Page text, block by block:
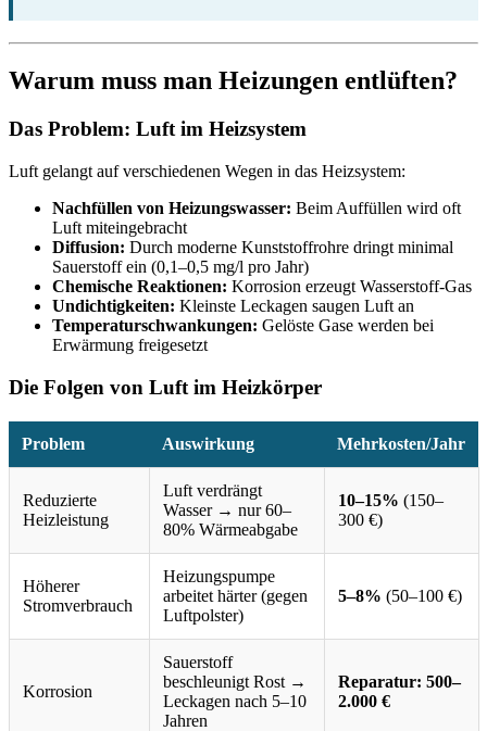
Warum muss man Heizungen entlüften?
Das Problem: Luft im Heizsystem
Luft gelangt auf verschiedenen Wegen in das Heizsystem:
Nachfüllen von Heizungswasser: Beim Auffüllen wird oft
Luft miteingebracht
Diffusion: Durch moderne Kunststoffrohre dringt minimal
Sauerstoff ein (0,1–0,5 mg/l pro Jahr)
Chemische Reaktionen: Korrosion erzeugt Wasserstoff-Gas
Undichtigkeiten: Kleinste Leckagen saugen Luft an
Temperaturschwankungen: Gelöste Gase werden bei
Erwärmung freigesetzt
Die Folgen von Luft im Heizkörper
Problem Auswirkung Mehrkosten/Jahr
Reduzierte
Heizleistung
Luft verdrängt
Wasser → nur 60–
80% Wärmeabgabe
10–15% (150–
300 €)
Höherer
Stromverbrauch
Heizungspumpe
arbeitet härter (gegen
Luftpolster)
5–8% (50–100 €)
Korrosion
Sauerstoff
beschleunigt Rost →
Leckagen nach 5–10
Jahren
Reparatur: 500–
2.000 €